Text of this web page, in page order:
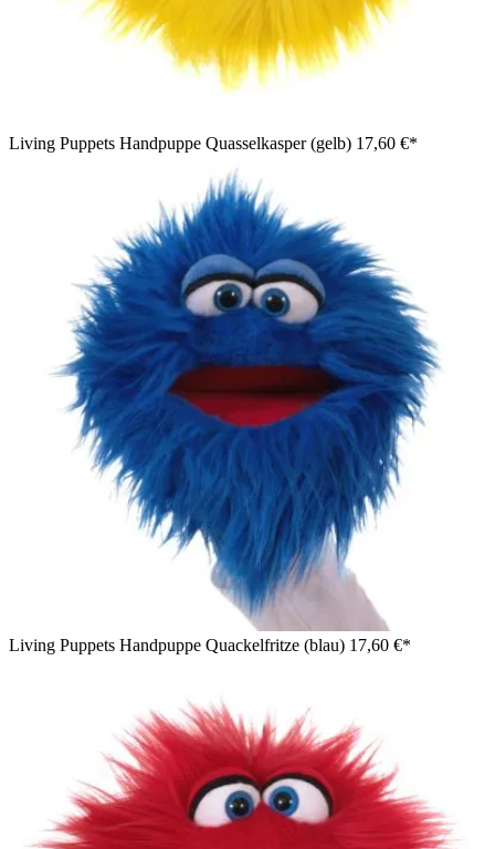
Living Puppets Handpuppe Quasselkasper (gelb) 17,60 €*
Living Puppets Handpuppe Quackelfritze (blau) 17,60 €*